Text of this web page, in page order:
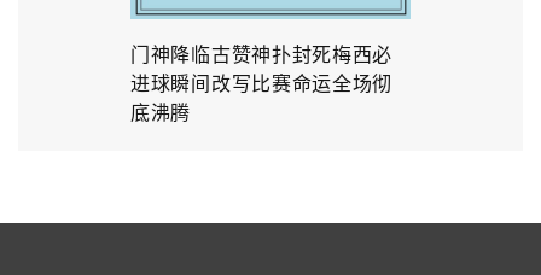
门神降临古赞神扑封死梅西必
进球瞬间改写比赛命运全场彻
底沸腾